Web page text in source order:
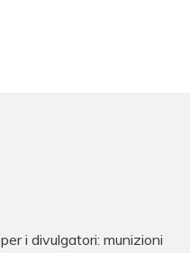
i divulgatori: munizioni